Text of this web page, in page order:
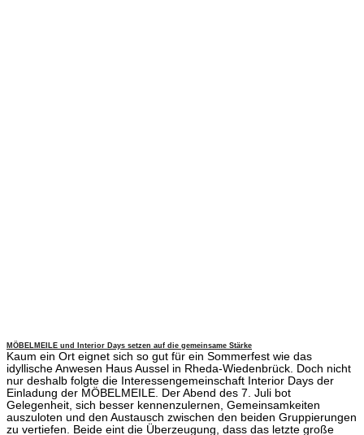
MÖBELMEILE und Interior Days setzen auf die gemeinsame Stärke
Kaum ein Ort eignet sich so gut für ein Sommerfest wie das
idyllische Anwesen Haus Aussel in Rheda-Wiedenbrück. Doch nicht
nur deshalb folgte die Interessengemeinschaft Interior Days der
Einladung der MÖBELMEILE. Der Abend des 7. Juli bot
Gelegenheit, sich besser kennenzulernen, Gemeinsamkeiten
auszuloten und den Austausch zwischen den beiden Gruppierungen
zu vertiefen. Beide eint die Überzeugung, dass das letzte große